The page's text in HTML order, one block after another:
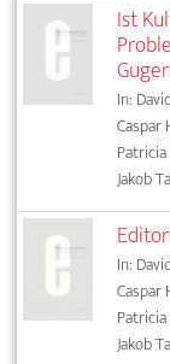
Ist
In:
Caspar
Jakob
In:
Caspar
Jakob